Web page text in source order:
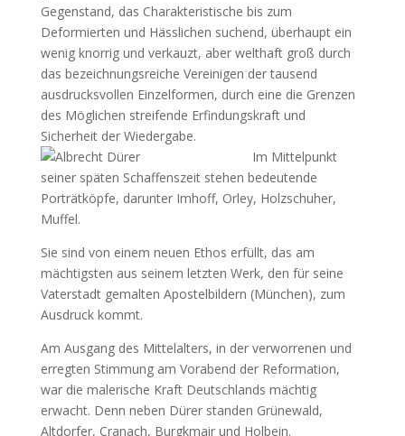
Gegenstand, das Charakteristische bis zum
Deformierten und Hässlichen suchend, überhaupt ein
wenig knorrig und verkauzt, aber welthaft groß durch
das bezeichnungsreiche Vereinigen der tausend
ausdrucksvollen Einzelformen, durch eine die Grenzen
des Möglichen streifende Erfindungskraft und
Sicherheit der Wiedergabe.
Im Mittelpunkt
seiner späten Schaffenszeit stehen bedeutende
Porträtköpfe, darunter Imhoff, Orley, Holzschuher,
Muffel.
Sie sind von einem neuen Ethos erfüllt, das am
mächtigsten aus seinem letzten Werk, den für seine
Vaterstadt gemalten Apostelbildern (München), zum
Ausdruck kommt.
Am Ausgang des Mittelalters, in der verworrenen und
erregten Stimmung am Vorabend der Reformation,
war die malerische Kraft Deutschlands mächtig
erwacht. Denn neben Dürer standen Grünewald,
Altdorfer, Cranach, Burgkmair und Holbein.